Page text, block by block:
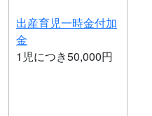
出産育児一時金付加
金
1児につき50,000円